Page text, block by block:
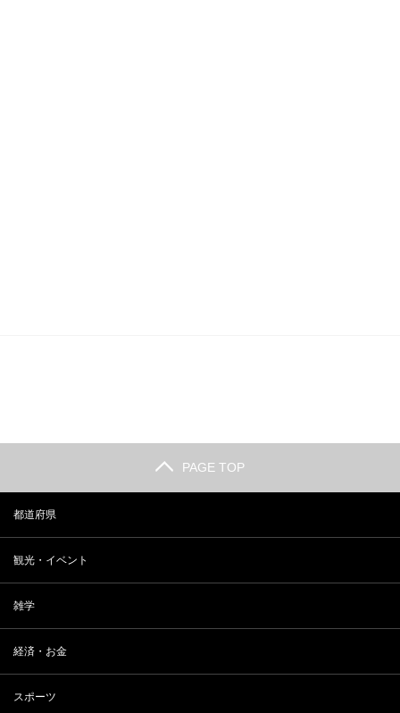
PAGE TOP
都道府県
観光・イベント
雑学
経済・お金
スポーツ